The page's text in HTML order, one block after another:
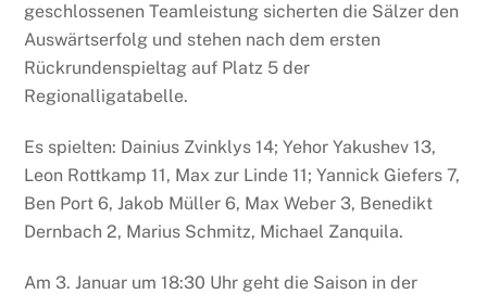
geschlossenen Teamleistung sicherten die Sälzer den
Auswärtserfolg und stehen nach dem ersten
Rückrundenspieltag auf Platz 5 der
Regionalligatabelle.
Es spielten: Dainius Zvinklys 14; Yehor Yakushev 13,
Leon Rottkamp 11, Max zur Linde 11; Yannick Giefers 7,
Ben Port 6, Jakob Müller 6, Max Weber 3, Benedikt
Dernbach 2, Marius Schmitz, Michael Zanquila.
Am 3. Januar um 18:30 Uhr geht die Saison in der